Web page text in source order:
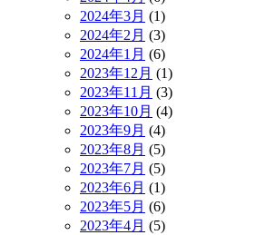
2024年3月 (1)
2024年2月 (3)
2024年1月 (6)
2023年12月 (1)
2023年11月 (3)
2023年10月 (4)
2023年9月 (4)
2023年8月 (5)
2023年7月 (5)
2023年6月 (1)
2023年5月 (6)
2023年4月 (5)